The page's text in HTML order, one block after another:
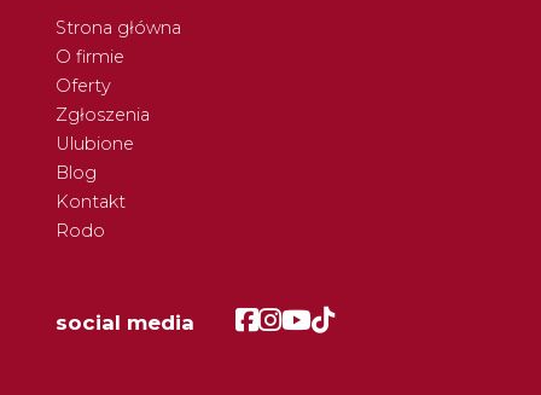
Strona główna
O firmie
Oferty
Zgłoszenia
Ulubione
Blog
Kontakt
Rodo
social media Facebook
Facebook
Facebook
Facebook